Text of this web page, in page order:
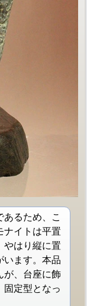
るため、こ
ナイトは平置
やはり縦に置
います。本品
が、台座に飾
固定型となっ